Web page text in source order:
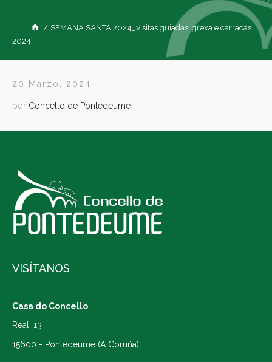
/ SEMANA SANTA 2024_visitas guiadas igrexa e carracas
2024
20 Marzo, 2024
por Concello de Pontedeume
VISÍTANOS
Casa do Concello
Real, 13
15600 - Pontedeume (A Coruña)